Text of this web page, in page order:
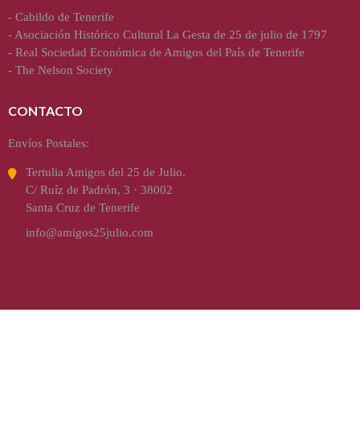
- Cabildo de Tenerife
- Asociación Histórico Cultural La Gesta de 25 de julio de 1797
- Real Sociedad Económica de Amigos del País de Tenerife
- The Nelson Society
CONTACTO
Envíos Postales:
Tertulia Amigos del 25 de Julio.
C/ Ruíz de Padrón, 3 · 38002
Santa Cruz de Tenerife
info@amigos25julio.com